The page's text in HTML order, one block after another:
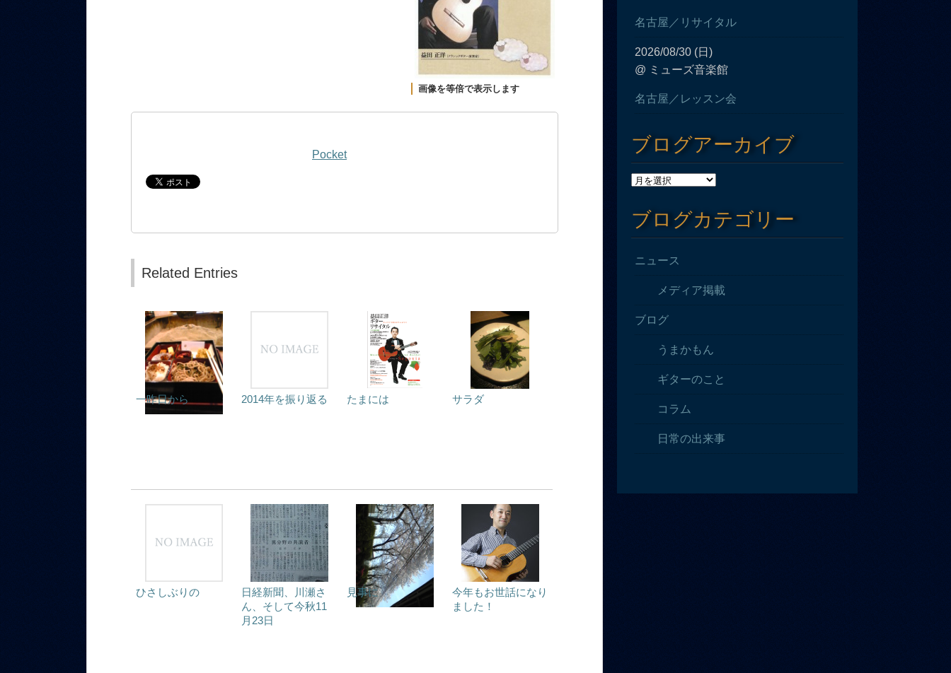
画像を等倍で表示します
Pocket
Related Entries
一昨日から 2014年を振り返る たまには サラダ
ひさしぶりの
日経新聞、川瀬さ
ん、そして今秋11
月23日
見事に
今年もお世話になり
ました！
名古屋／リサイタル
2026/08/30 (日)
@ ミューズ音楽館
名古屋／レッスン会
ブログアーカイブ
ブログカテゴリー
ニュース
メディア掲載
ブログ
うまかもん
ギターのこと
コラム
日常の出来事